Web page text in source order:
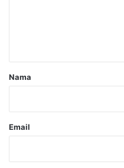
rNama
Email